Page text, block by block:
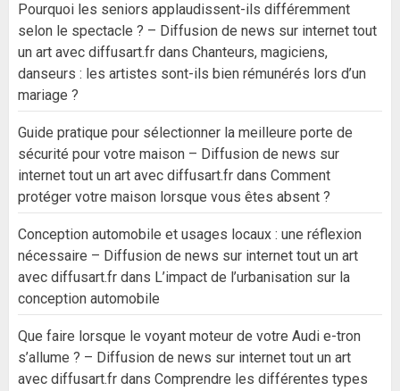
Pourquoi les seniors applaudissent-ils différemment
selon le spectacle ? – Diffusion de news sur internet tout
un art avec diffusart.fr dans Chanteurs, magiciens,
danseurs : les artistes sont-ils bien rémunérés lors d’un
mariage ?
Guide pratique pour sélectionner la meilleure porte de
sécurité pour votre maison – Diffusion de news sur
internet tout un art avec diffusart.fr dans Comment
protéger votre maison lorsque vous êtes absent ?
Conception automobile et usages locaux : une réflexion
nécessaire – Diffusion de news sur internet tout un art
avec diffusart.fr dans L’impact de l’urbanisation sur la
conception automobile
Que faire lorsque le voyant moteur de votre Audi e-tron
s’allume ? – Diffusion de news sur internet tout un art
avec diffusart.fr dans Comprendre les différentes types